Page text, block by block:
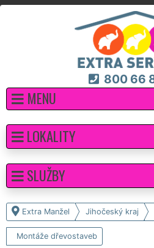
800 66
MENU
Extra Manžel Jihočeský kraj
Montáže dřevostaveb
LOKALITY
SLUŽBY